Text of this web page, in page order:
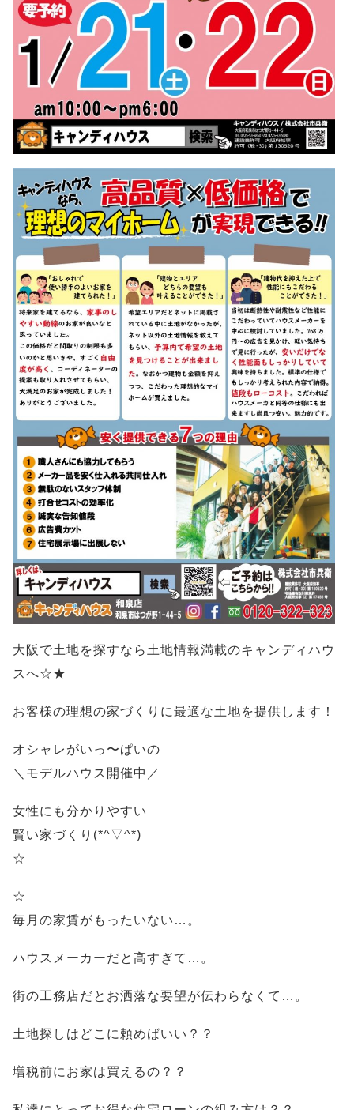
大阪で土地を探すなら土地情報満載のキャンディハウ
スへ☆★
お客様の理想の家づくりに最適な土地を提供します！
オシャレがいっ〜ぱいの
＼モデルハウス開催中／
女性にも分かりやすい
賢い家づくり(*^▽^*)
☆
☆
毎月の家賃がもったいない…。
ハウスメーカーだと高すぎて…。
街の工務店だとお洒落な要望が伝わらなくて…。
土地探しはどこに頼めばいい？？
増税前にお家は買えるの？？